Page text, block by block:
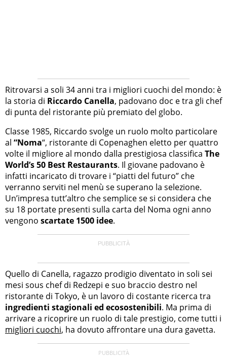
Ritrovarsi a soli 34 anni tra i migliori cuochi del mondo: è
la storia di Riccardo Canella, padovano doc e tra gli chef
di punta del ristorante più premiato del globo.
Classe 1985, Riccardo svolge un ruolo molto particolare
al “Noma“, ristorante di Copenaghen eletto per quattro
volte il migliore al mondo dalla prestigiosa classifica The
World’s 50 Best Restaurants. Il giovane padovano è
infatti incaricato di trovare i “piatti del futuro” che
verranno serviti nel menù se superano la selezione.
Un’impresa tutt’altro che semplice se si considera che
su 18 portate presenti sulla carta del Noma ogni anno
vengono scartate 1500 idee.
Quello di Canella, ragazzo prodigio diventato in soli sei
mesi sous chef di Redzepi e suo braccio destro nel
ristorante di Tokyo, è un lavoro di costante ricerca tra
ingredienti stagionali ed ecosostenibili. Ma prima di
arrivare a ricoprire un ruolo di tale prestigio, come tutti i
migliori cuochi, ha dovuto affrontare una dura gavetta.